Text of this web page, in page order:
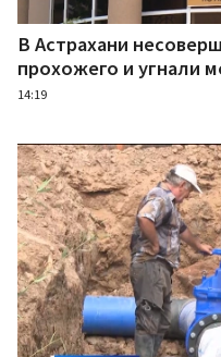
В Астрахани
прохожего и угнали
14:19